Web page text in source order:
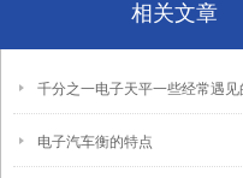
相关文章
千分之一电子天平一些经常遇见
电子汽车衡的特点